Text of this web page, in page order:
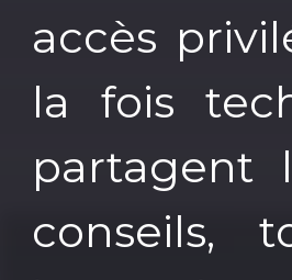
accès
la fois
partagent
conseils,